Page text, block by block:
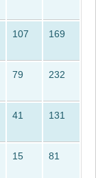
107 169
79 232
41 131
15 81